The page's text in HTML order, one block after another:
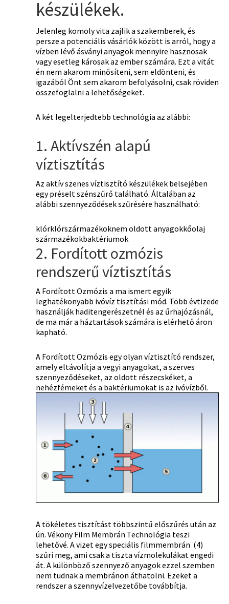
készülékek.
Jelenleg komoly vita zajlik a szakemberek, és
persze a potenciális vásárlók között is arról, hogy a
vízben lévő ásványi anyagok mennyire hasznosak
vagy esetleg károsak az ember számára. Ezt a vitát
én nem akarom minősíteni, sem eldönteni, és
igazából Önt sem akarom befolyásolni, csak röviden
összefoglalni a lehetőségeket.
A két legelterjedtebb technológia az alábbi:
1. Aktívszén alapú
víztisztítás
Az aktív szenes víztisztító készülékek belsejében
egy préselt szénszűrő található. Általában az
alábbi szennyeződések szűrésére használható:
klórklórszármazékoknem oldott anyagokkőolaj
származékokbaktériumok
2. Fordított ozmózis
rendszerű víztisztítás
A Fordított Ozmózis a ma ismert egyik
leghatékonyabb ivóvíz tisztítási mód. Több évtizede
használják haditengerészetnél és az űrhajózásnál,
de ma már a háztartások számára is elérhető áron
kapható.
A Fordított Ozmózis egy olyan víztisztító rendszer,
amely eltávolítja a vegyi anyagokat, a szerves
szennyeződéseket, az oldott részecskéket, a
nehézfémeket és a baktériumokat is az ivóvízből.
A tökéletes tisztítást többszintű előszűrés után az
ún. Vékony Film Membrán Technológia teszi
lehetővé. A vizet egy speciális filmmembrán (4)
szűri meg, ami csak a tiszta vízmolekulákat engedi
át. A különböző szennyező anyagok ezzel szemben
nem tudnak a membránon áthatolni. Ezeket a
rendszer a szennyvízelvezetőbe továbbítja.